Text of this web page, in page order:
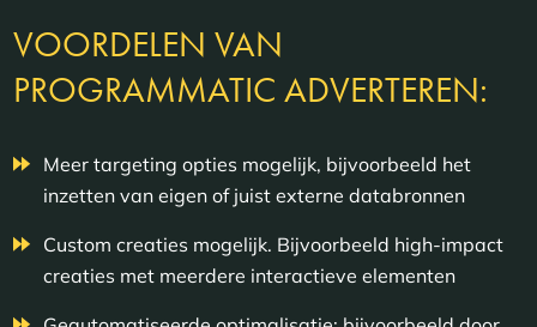
VOORDELEN VAN
PROGRAMMATIC ADVERTEREN:
Meer targeting opties mogelijk, bijvoorbeeld het
inzetten van eigen of juist externe databronnen
Custom creaties mogelijk. Bijvoorbeeld high-impact
creaties met meerdere interactieve elementen